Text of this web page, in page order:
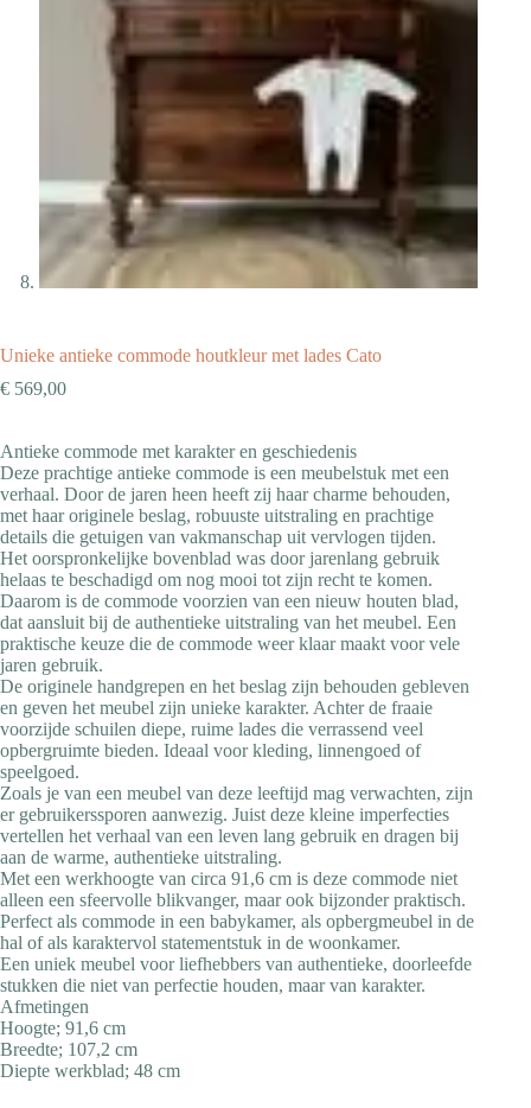
Unieke antieke commode houtkleur met lades Cato
€ 569,00
Antieke commode met karakter en geschiedenis
Deze prachtige antieke commode is een meubelstuk met een
verhaal. Door de jaren heen heeft zij haar charme behouden,
met haar originele beslag, robuuste uitstraling en prachtige
details die getuigen van vakmanschap uit vervlogen tijden.
Het oorspronkelijke bovenblad was door jarenlang gebruik
helaas te beschadigd om nog mooi tot zijn recht te komen.
Daarom is de commode voorzien van een nieuw houten blad,
dat aansluit bij de authentieke uitstraling van het meubel. Een
praktische keuze die de commode weer klaar maakt voor vele
jaren gebruik.
De originele handgrepen en het beslag zijn behouden gebleven
en geven het meubel zijn unieke karakter. Achter de fraaie
voorzijde schuilen diepe, ruime lades die verrassend veel
opbergruimte bieden. Ideaal voor kleding, linnengoed of
speelgoed.
Zoals je van een meubel van deze leeftijd mag verwachten, zijn
er gebruikerssporen aanwezig. Juist deze kleine imperfecties
vertellen het verhaal van een leven lang gebruik en dragen bij
aan de warme, authentieke uitstraling.
Met een werkhoogte van circa 91,6 cm is deze commode niet
alleen een sfeervolle blikvanger, maar ook bijzonder praktisch.
Perfect als commode in een babykamer, als opbergmeubel in de
hal of als karaktervol statementstuk in de woonkamer.
Een uniek meubel voor liefhebbers van authentieke, doorleefde
stukken die niet van perfectie houden, maar van karakter.
Afmetingen
Hoogte; 91,6 cm
Breedte; 107,2 cm
Diepte werkblad; 48 cm